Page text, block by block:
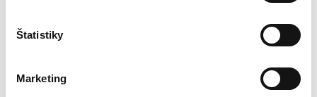
Štatistiky
Marketing